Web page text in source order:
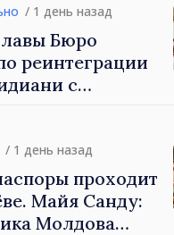
что
стать частью
/ 1 день назад
Бюро
реинтеграции
с
в
/ 1 день назад
проходит
Майя Санду:
Молдова